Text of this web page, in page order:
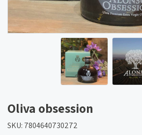
Oliva obsession
SKU: 7804640730272